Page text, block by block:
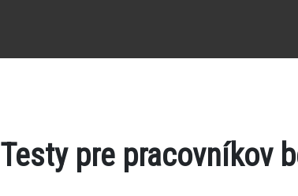
Testy pre pracovníkov